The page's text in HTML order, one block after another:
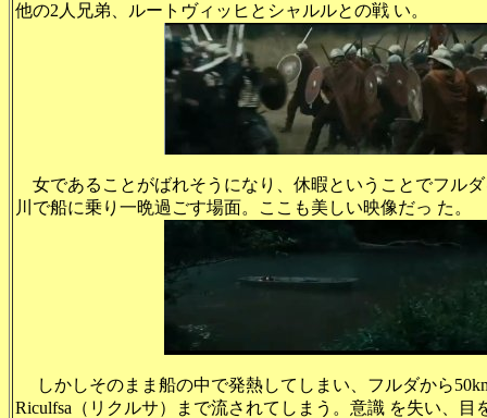
他の2人兄弟、ルートヴィッヒとシャルルとの戦 い。
女であることがばれそうになり、休暇ということでフル
川で船に乗り一晩過ごす場面。ここも美しい映像だっ た。
しかしそのまま船の中で発熱してしまい、フルダから
Riculfsa（リクルサ）まで流されてしまう。意識 を失い、目